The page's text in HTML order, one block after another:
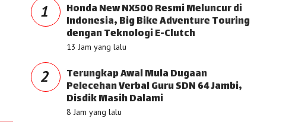
1 Honda New NX500 Resmi Meluncur di
Indonesia, Big Bike Adventure Touring
dengan Teknologi E-Clutch
13 Jam yang lalu
2 Terungkap Awal Mula Dugaan
Pelecehan Verbal Guru SDN 64 Jambi,
Disdik Masih Dalami
8 Jam yang lalu